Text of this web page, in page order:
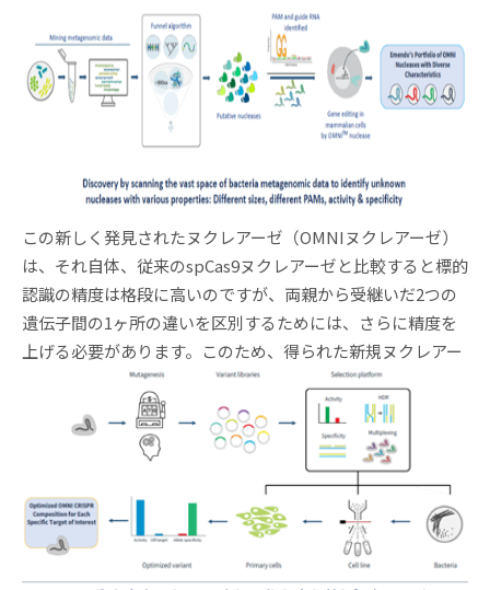
この新しく発見されたヌクレアーゼ（OMNIヌクレアーゼ）
は、それ自体、従来のspCas9ヌクレアーゼと比較すると標的
認識の精度は格段に高いのですが、両親から受継いだ2つの
遺伝子間の1ヶ所の違いを区別するためには、さらに精度を
上げる必要があります。 このため、得られた新規ヌクレアー